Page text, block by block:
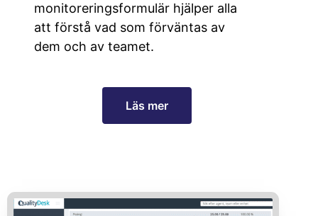
monitoreringsformulär hjälper alla
att förstå vad som förväntas av
dem och av teamet.
Läs mer